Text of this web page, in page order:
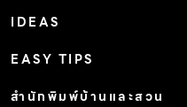
IDEAS
EASY TIPS
สำนักพิมพ์บ้านและสวน